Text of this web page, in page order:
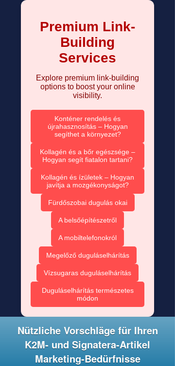
Premium Link-
Building
Services
Explore premium link-building
options to boost your online
visibility.
Konténer rendelés és
újrahasznosítás – Hogyan
segíthet a környezet?
Kollagén és a bőr egészsége –
Hogyan segít fiatalon tartani?
Kollagén és ízületek – Hogyan
javítja a mozgékonyságot?
Fürdőszobai dugulás okai
A belsőépítészetről
A mobiltelefonokról
Megelőző duguláselhárítás
Vízsugaras duguláselhárítás
Duguláselhárítás természetes
módon
Nützliche Vorschläge für Ihren
K2M- und Signatera-Artikel
Marketing-Bedürfnisse